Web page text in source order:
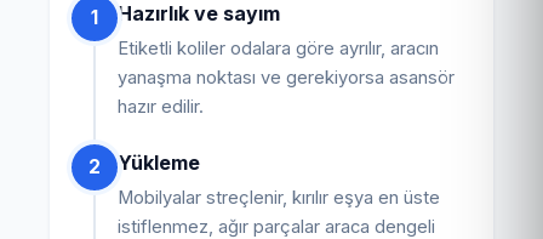
1 Hazırlık ve sayım
Etiketli koliler odalara göre ayrılır, aracın
yanaşma noktası ve gerekiyorsa asansör
hazır edilir.
2 Yükleme
Mobilyalar streçlenir, kırılır eşya en üste
istiflenmez, ağır parçalar araca dengeli